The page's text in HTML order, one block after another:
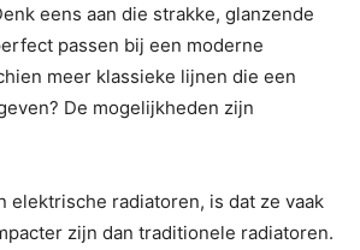
eens aan die strakke, glanzende
passen bij een moderne
meer klassieke lijnen die een
De mogelijkheden zijn
elektrische radiatoren, is dat ze vaak
zijn dan traditionele radiatoren.